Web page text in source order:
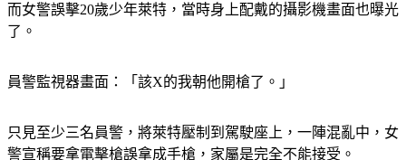
了。
警宣稱要拿電擊槍誤拿成手槍，家屬是完全不能接受。